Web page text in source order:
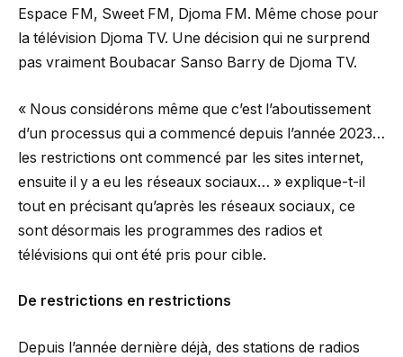
Espace FM, Sweet FM, Djoma FM. Même chose pour
la télévision Djoma TV. Une décision qui ne surprend
pas vraiment Boubacar Sanso Barry de Djoma TV.
« Nous considérons même que c’est l’aboutissement
d’un processus qui a commencé depuis l’année 2023…
les restrictions ont commencé par les sites internet,
ensuite il y a eu les réseaux sociaux… » explique-t-il
tout en précisant qu’après les réseaux sociaux, ce
sont désormais les programmes des radios et
télévisions qui ont été pris pour cible.
De restrictions en restrictions
Depuis l’année dernière déjà, des stations de radios